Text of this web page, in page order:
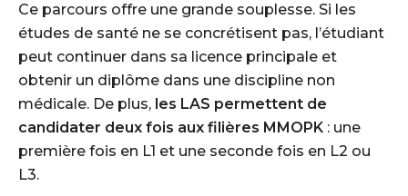
Ce parcours offre une grande souplesse. Si les
études de santé ne se concrétisent pas, l’étudiant
peut continuer dans sa licence principale et
obtenir un diplôme dans une discipline non
médicale. De plus, les LAS permettent de
candidater deux fois aux filières MMOPK : une
première fois en L1 et une seconde fois en L2 ou
L3.